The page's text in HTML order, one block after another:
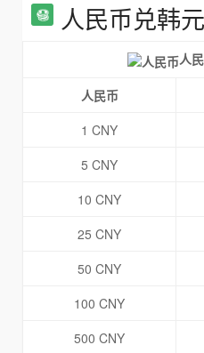
人民币兑韩
人
人民币
1 CNY
5 CNY
10 CNY
25 CNY
50 CNY
100 CNY
500 CNY